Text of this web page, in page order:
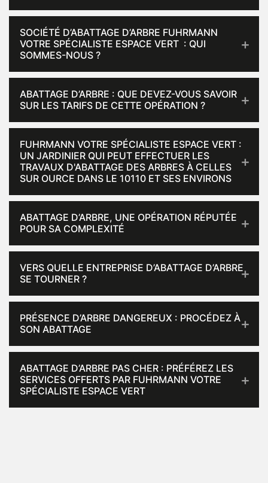
SOCIÉTÉ D’ABATTAGE D’ARBRE FUHRMANN
VOTRE SPÉCIALISTE ESPACE VERT : QUI
SOMMES-NOUS ?
ABATTAGE D’ARBRE : QUE DEVEZ-VOUS SAVOIR
SUR LES TARIFS DE CETTE OPÉRATION ?
FUHRMANN VOTRE SPÉCIALISTE ESPACE VERT :
UN JARDINIER QUI PEUT EFFECTUER LES
TRAVAUX D'ABATTAGE DES ARBRES À CELLES
SUR OURCE DANS LE 10110 ET SES ENVIRONS
ABATTAGE D’ARBRE, UNE OPÉRATION RÉPUTÉE
POUR SA COMPLEXITÉ
VERS QUELLE ENTREPRISE D’ABATTAGE D’ARBRE
SE TOURNER ?
PRÉSENCE D’ARBRE DANGEREUX : PROCÉDEZ À
SON ABATTAGE
ABATTAGE D’ARBRE PAS CHER : PRÉFÉREZ LES
SERVICES OFFERTS PAR FUHRMANN VOTRE
SPÉCIALISTE ESPACE VERT